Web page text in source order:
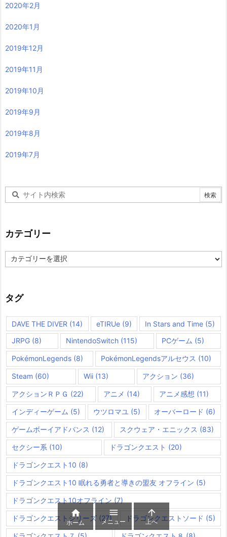
2020年2月
2020年1月
2019年12月
2019年11月
2019年10月
2019年9月
2019年8月
2019年7月
カテゴリー
テ
ー
タグ
DAVE THE DIVER (14) eTIRUe(9) In Stars and Time (5)
JRPG (8) NintendoSwitch (115) PCゲーム (5)
PokémonLegends (8) PokémonLegendsアルセウス (10)
Steam (60) Wii(13) アクション (36)
アクションＲＰＧ (22) アニメ (14) アニメ感想 (11)
インディーゲーム (5) ウツロマユ (5) オーバーロード (6)
ゲームボーイアドバンス (12) スクウェア・エニックス (83)
セクシー系 (10) ドラゴンクエスト (20)
ドラゴンクエスト10 (8)
ドラゴンクエスト10 眠れる勇者と導きの盟友 オフライン (5)
ドラゴンクエスト10オフライン (7)
ドラゴンクエストシリーズ (27) ドラゴンクエストソード (5)

ホーム

メニュー

上へ